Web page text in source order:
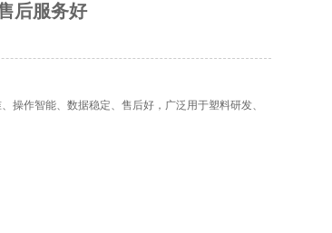
后服务好
操作智能、数据稳定、售后好，广泛用于塑料研发、